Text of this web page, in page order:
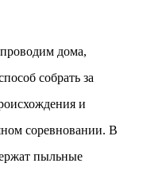
дома,
собрать за
и
соревновании. В
пыльные